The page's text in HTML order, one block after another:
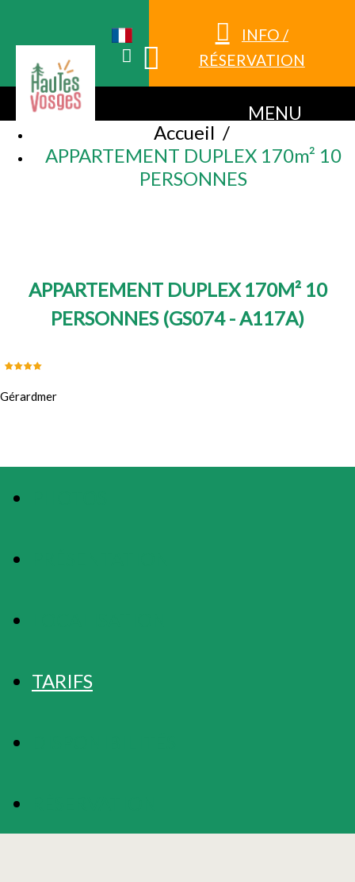
INFO /
RÉSERVATION
MENU
Accueil /
APPARTEMENT DUPLEX 170m² 10
PERSONNES
APPARTEMENT DUPLEX 170M² 10
PERSONNES (GS074 - A117A)
Gérardmer
TARIFS